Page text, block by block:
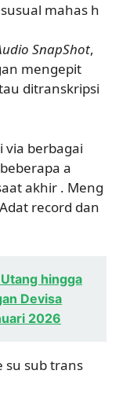
mahas h
SnapShot,
mengepit
ditranskripsi
via berbagai
a
akhir . Meng
record dan
hingga
Devisa
2026
su sub trans